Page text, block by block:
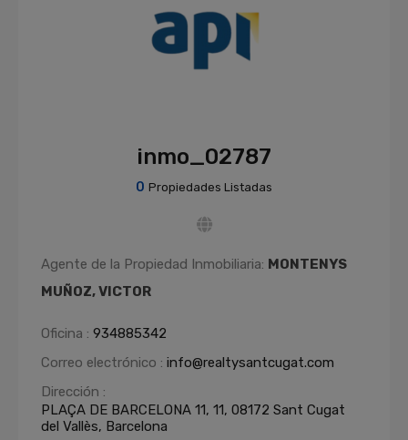
inmo_02787
0 Propiedades Listadas
Agente de la Propiedad Inmobiliaria: MONTENYS
MUÑOZ, VICTOR
Oficina : 934885342
Correo electrónico : info@realtysantcugat.com
Dirección :
PLAÇA DE BARCELONA 11, 11, 08172 Sant Cugat
del Vallès, Barcelona